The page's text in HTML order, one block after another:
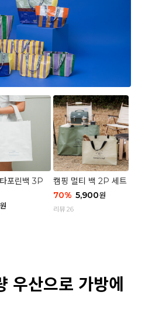
포린백 3P
원
캠핑 멀티 백 2P 세트
70% 5,900원
리뷰 26
우산으로 가방에